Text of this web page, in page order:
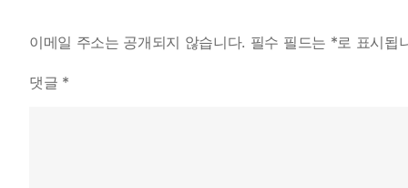
이메일 주소는 공개되지 않습니다. 필수 필드는 *로 표시됩
댓글 *